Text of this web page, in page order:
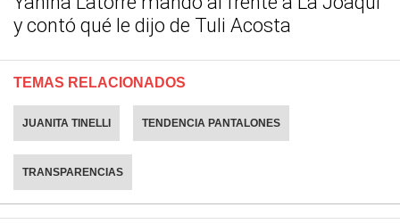
y contó qué le dijo de Tuli Acosta
TEMAS RELACIONADOS
JUANITA TINELLI TENDENCIA PANTALONES
TRANSPARENCIAS